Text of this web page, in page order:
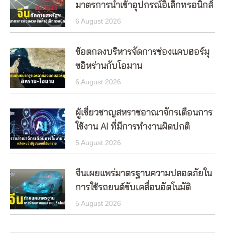
มาตรการนำเข้าอุปกรณ์อิเล็กทรอนิกส์
6 August 2026
ข้อตกลงบริหารจัดการช่องแคบฮอร์มุ
ซอิหร่านกับโอมาน
6 August 2026
ผู้เชี่ยวชาญสหราชอาณาจักรเตือนการ
ใช้งาน AI ที่มีการทำงานผิดปกติ
5 August 2026
จีนเผยแพร่มาตรฐานความปลอดภัยใน
การใช้รถยนต์ขับเคลื่อนอัตโนมัติ
5 August 2026